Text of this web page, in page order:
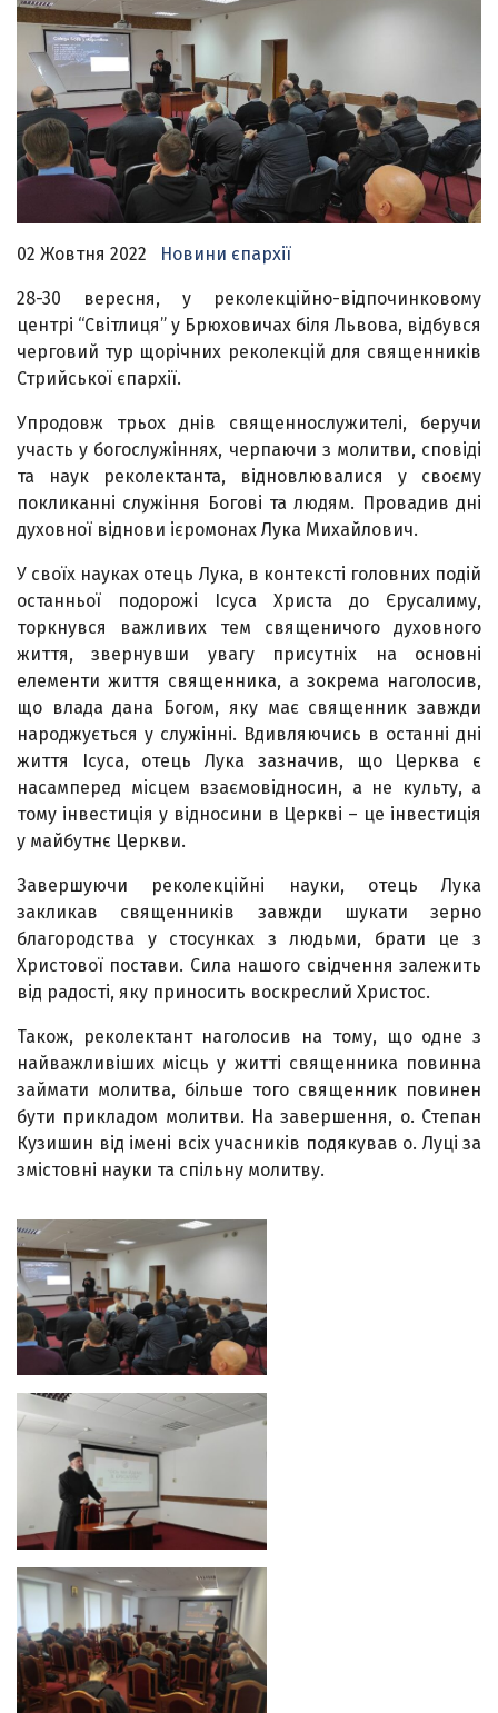
02 Жовтня 2022 Новини єпархії
28-30 вересня, у реколекційно-відпочинковому
центрі “Світлиця” у Брюховичах біля Львова, відбувся
черговий тур щорічних реколекцій для священників
Стрийської єпархії.
Упродовж трьох днів священнослужителі, беручи
участь у богослужіннях, черпаючи з молитви, сповіді
та наук реколектанта, відновлювалися у своєму
покликанні служіння Богові та людям. Провадив дні
духовної віднови ієромонах Лука Михайлович.
У своїх науках отець Лука, в контексті головних подій
останньої подорожі Ісуса Христа до Єрусалиму,
торкнувся важливих тем священичого духовного
життя, звернувши увагу присутніх на основні
елементи життя священника, а зокрема наголосив,
що влада дана Богом, яку має священник завжди
народжується у служінні. Вдивляючись в останні дні
життя Ісуса, отець Лука зазначив, що Церква є
насамперед місцем взаємовідносин, а не культу, а
тому інвестиція у відносини в Церкві – це інвестиція
у майбутнє Церкви.
Завершуючи реколекційні науки, отець Лука
закликав священників завжди шукати зерно
благородства у стосунках з людьми, брати це з
Христової постави. Сила нашого свідчення залежить
від радості, яку приносить воскреслий Христос.
Також, реколектант наголосив на тому, що одне з
найважливіших місць у житті священника повинна
займати молитва, більше того священник повинен
бути прикладом молитви. На завершення, о. Степан
Кузишин від імені всіх учасників подякував о. Луці за
змістовні науки та спільну молитву.